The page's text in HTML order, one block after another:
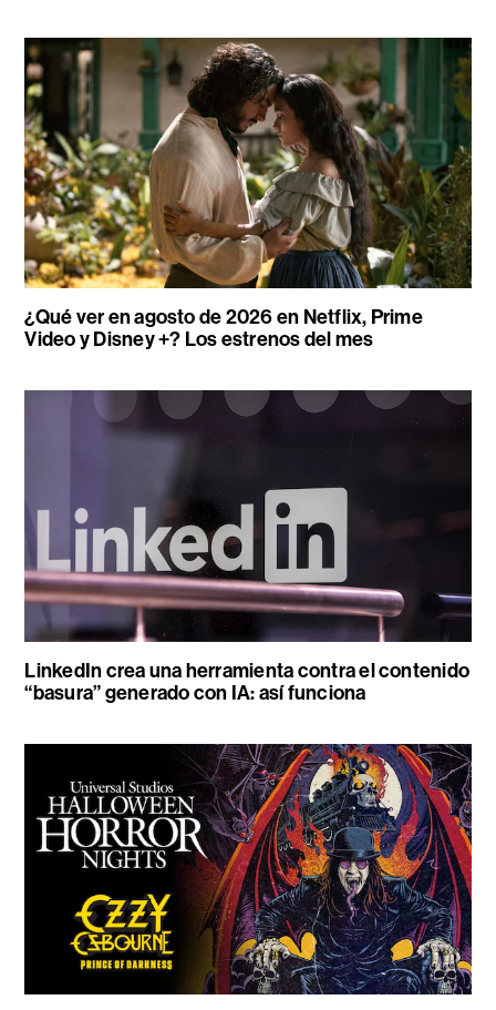
¿Qué ver en agosto de 2026 en Netflix, Prime
Video y Disney +? Los estrenos del mes
LinkedIn crea una herramienta contra el contenido
“basura” generado con IA: así funciona